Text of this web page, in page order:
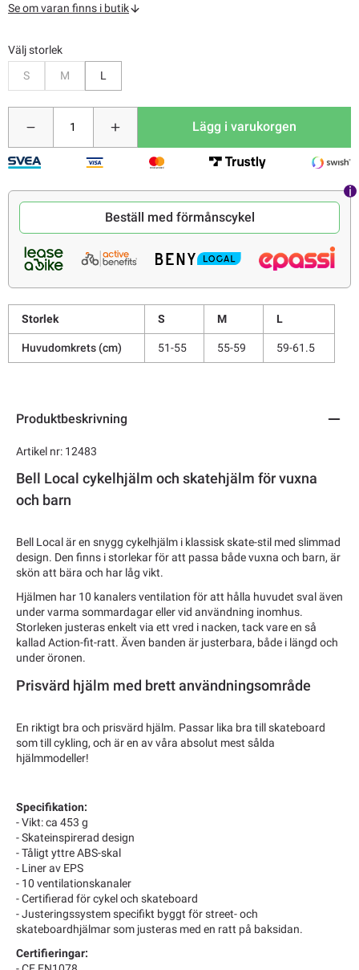
Se om varan finns i butik
Välj storlek
S
M L
Lägg i varukorgen
Beställ med förmånscykel
Storlek S M L
Huvudomkrets (cm) 51-55 55-59 59-61.5
Produktbeskrivning
Artikel nr: 12483
Bell Local cykelhjälm och skatehjälm för vuxna
och barn
Bell Local är en snygg cykelhjälm i klassisk skate-stil med slimmad
design. Den finns i storlekar för att passa både vuxna och barn, är
skön att bära och har låg vikt.
Hjälmen har 10 kanalers ventilation för att hålla huvudet sval även
under varma sommardagar eller vid användning inomhus.
Storleken justeras enkelt via ett vred i nacken, tack vare en så
kallad Action-fit-ratt. Även banden är justerbara, både i längd och
under öronen.
Prisvärd hjälm med brett användningsområde
En riktigt bra och prisvärd hjälm. Passar lika bra till skateboard
som till cykling, och är en av våra absolut mest sålda
hjälmmodeller!
Specifikation:
- Vikt: ca 453 g
- Skateinspirerad design
- Tåligt yttre ABS-skal
- Liner av EPS
- 10 ventilationskanaler
- Certifierad för cykel och skateboard
- Justeringssystem specifikt byggt för street- och
skateboardhjälmar som justeras med en ratt på baksidan.
Certifieringar: